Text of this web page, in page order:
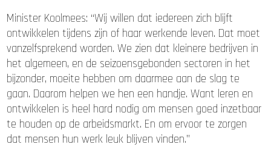
Minister Koolmees: “Wij willen dat iedereen zich blijft
ontwikkelen tijdens zijn of haar werkende leven. Dat moet
vanzelfsprekend worden. We zien dat kleinere bedrijven in
het algemeen, en de seizoensgebonden sectoren in het
bijzonder, moeite hebben om daarmee aan de slag te
gaan. Daarom helpen we hen een handje. Want leren en
ontwikkelen is heel hard nodig om mensen goed inzetbaar
te houden op de arbeidsmarkt. En om ervoor te zorgen
dat mensen hun werk leuk blijven vinden.”